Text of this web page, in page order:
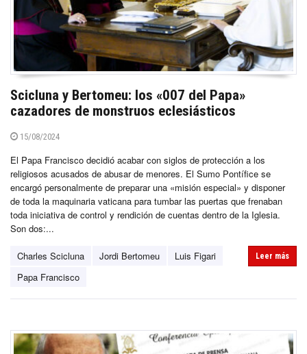
Scicluna y Bertomeu: los «007 del Papa»
cazadores de monstruos eclesiásticos
15/08/2024
El Papa Francisco decidió acabar con siglos de protección a los
religiosos acusados de abusar de menores. El Sumo Pontífice se
encargó personalmente de preparar una «misión especial» y disponer
de toda la maquinaria vaticana para tumbar las puertas que frenaban
toda iniciativa de control y rendición de cuentas dentro de la Iglesia.
Son dos:...
Charles Scicluna Jordi Bertomeu
Luis Figari
Papa Francisco
Leer más